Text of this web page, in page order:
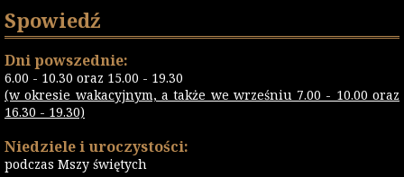
Spowiedź
Dni powszednie:
6.00 - 10.30 oraz 15.00 - 19.30
(w okresie wakacyjnym, a także we wrześniu 7.00 - 10.00 oraz
16.30 - 19.30)
Niedziele i uroczystości:
podczas Mszy świętych